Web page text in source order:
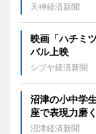
天神経済新聞
映画「ハチミ
バル上映
シブヤ経済新聞
沼津の小中学
座で表現力磨く
沼津経済新聞